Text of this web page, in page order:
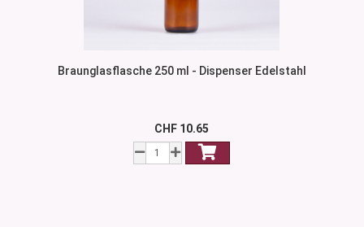
Braunglasflasche 250 ml - Dispenser Edelstahl
CHF 10.65